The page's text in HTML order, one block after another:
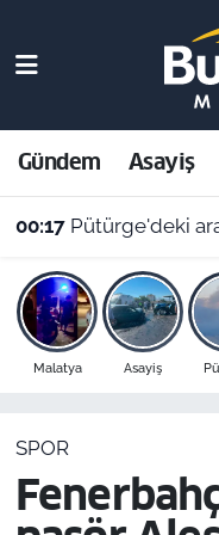
Gündem Asayiş
00:17 Pütürge'deki arazi
Malatya Asayiş
SPOR
Asayiş
Ekonomi
Dünya
Bölge
Resmi İlanlar
Malatya
Malatya Hava
Malatya Namaz
Malatya Trafik
Süper Lig
Son Dakika
Haber Arşivi